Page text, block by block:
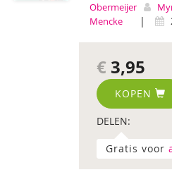
Obermeijer
Mencke
|
€ 3,95
KOPEN
DELEN:
Gratis voor